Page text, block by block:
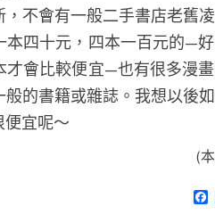
不會有一般二手書店老舊
四十元，四本一百元的—
會比較便宜—也有很多漫
的書籍或雜誌。我想以後
宜呢～
(
F